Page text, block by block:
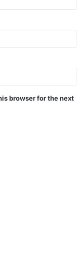
browser for the next